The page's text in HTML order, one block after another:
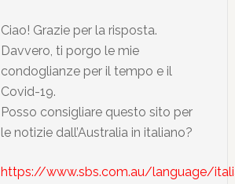
Ciao! Grazie per la risposta.
Davvero, ti porgo le mie
condoglianze per il tempo e il
Covid-19.
Posso consigliare questo sito per
le notizie dall’Australia in italiano?
https://www.sbs.com.au/language/